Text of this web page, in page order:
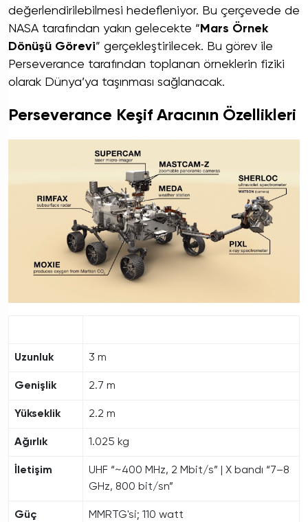
değerlendirilebilmesi hedefleniyor. Bu çerçevede de
NASA tarafından yakın gelecekte “ Mars Örnek
Dönüşü Görevi” gerçekleştirilecek. Bu görev ile
Perseverance tarafından toplanan örneklerin fiziki
olarak Dünya’ya taşınması sağlanacak.
Perseverance Keşif Aracının Özellikleri
Uzunluk 3 m
Genişlik 2.7 m
Yükseklik 2.2 m
Ağırlık 1.025 kg
İletişim
UHF “~400 MHz, 2 Mbit/s” | X bandı “7–8
GHz, 800 bit/sn”
Güç MMRTG'si; 110 watt